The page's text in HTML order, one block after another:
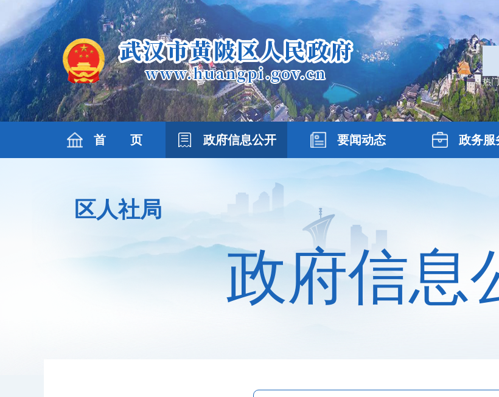
热
首 页 政府信息公开 要闻动态 政务服
区人社局
政府信息